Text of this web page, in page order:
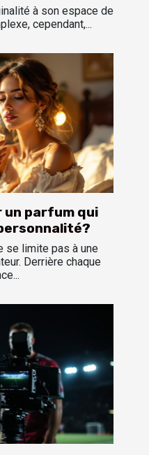
à son espace de
cependant,...
un parfum qui
se limite pas à une
Derrière chaque